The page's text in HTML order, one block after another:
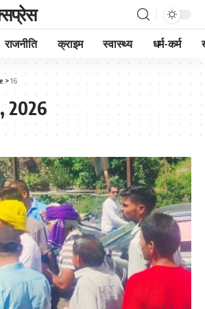
राजनीति क्राइम स्वास्थ्य धर्म-कर्म
>16
2026